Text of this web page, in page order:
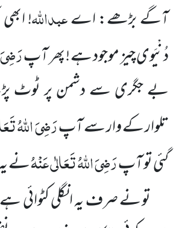
آگے بڑھے: اےعبداللہ!
دُنْیَوی چیز موجودہے ! پھر آپرَضِیَ
بے جگری سے دشمن پر ٹوٹ
تلوار کے وار سے آپرَضِیَ اللہُ
گئی تو آپرَضِیَ اللہُ تَعَالٰی عَنْہُنے
تو نے صرف یہ انگلی کٹوائی ہے